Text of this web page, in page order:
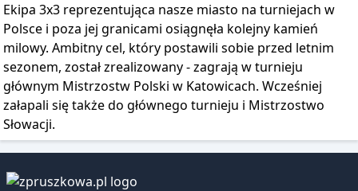
Ekipa 3x3 reprezentująca nasze miasto na turniejach w
Polsce i poza jej granicami osiągnęła kolejny kamień
milowy. Ambitny cel, który postawili sobie przed letnim
sezonem, został zrealizowany - zagrają w turnieju
głównym Mistrzostw Polski w Katowicach. Wcześniej
załapali się także do głównego turnieju i Mistrzostwo
Słowacji.